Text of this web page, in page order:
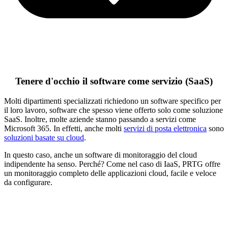
Tenere d'occhio il software come servizio (SaaS)
Molti dipartimenti specializzati richiedono un software specifico per
il loro lavoro, software che spesso viene offerto solo come soluzione
SaaS. Inoltre, molte aziende stanno passando a servizi come
Microsoft 365. In effetti, anche molti servizi di posta elettronica sono
soluzioni basate su cloud.
In questo caso, anche un software di monitoraggio del cloud
indipendente ha senso. Perché? Come nel caso di IaaS, PRTG offre
un monitoraggio completo delle applicazioni cloud, facile e veloce
da configurare.